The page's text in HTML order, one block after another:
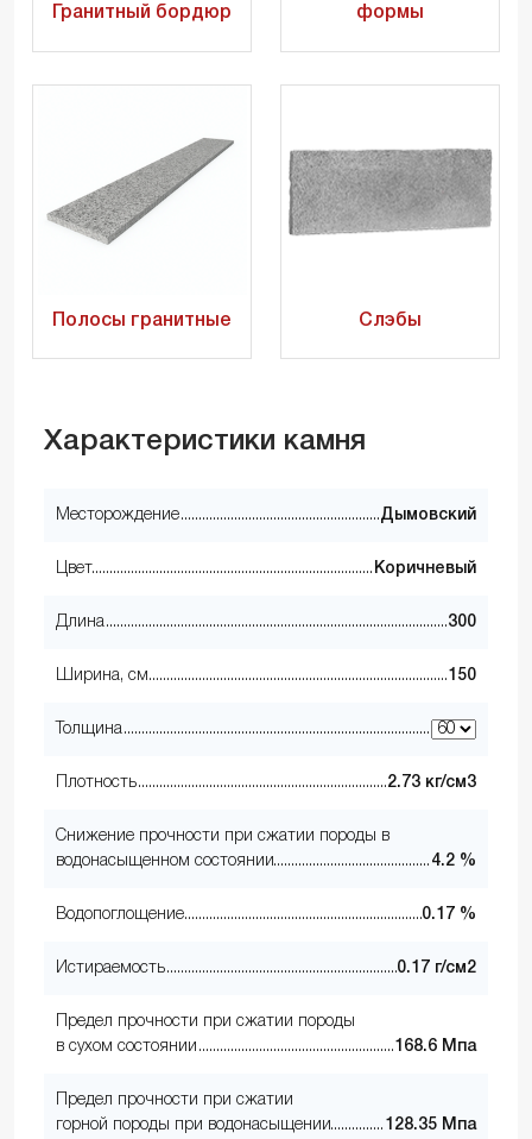
Гранитный бордюр
формы
Полосы гранитные Слэбы
Характеристики камня
Месторождение Дымовский
Цвет Коричневый
Длина 300
Ширина, см 150
Толщина
Плотность 2.73 кг/см3
Снижение прочности при сжатии породы в
водонасыщенном состоянии
4.2 %
Водопоглощение 0.17 %
Истираемость 0.17 г/см2
Предел прочности при сжатии породы
в сухом состоянии
168.6 Мпа
Предел прочности при сжатии
горной породы при водонасыщении
128.35 Мпа